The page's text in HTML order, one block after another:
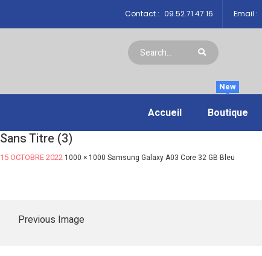
Contact : 09.52.71.47.16 Email :
Accueil Boutique
New
Sans Titre (3)
15 OCTOBRE 2022 1000 × 1000 Samsung Galaxy A03 Core 32 GB Bleu
Previous Image